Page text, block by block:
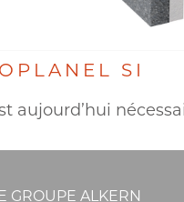
SI
GROUPE ALKERN